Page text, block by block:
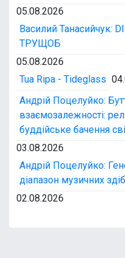
05.08.2026
Василий Танасийчук:
ТРУЩОБ
05.08.2026
Tua Ripa - Tideglass
Андрій Поцелуйко:
взаємозалежності:
буддійське бачення
03.08.2026
Андрій Поцелуйко:
діапазон музичних
02.08.2026